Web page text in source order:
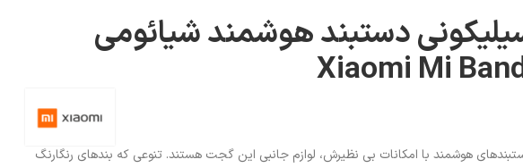
دستبند هوشمند شیائومی
Xiaomi Mi
هوشمند با امکانات بی نظیرش، لوازم جانبی این گجت هستند. تنوعی که بندهای رنگارنگ